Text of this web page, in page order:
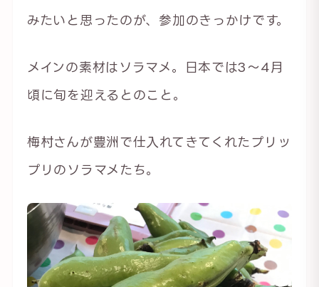
みたいと思ったのが、参加のきっかけです。
メインの素材はソラマメ。日本では3〜4月
頃に旬を迎えるとのこと。
梅村さんが豊洲で仕入れてきてくれたプリッ
プリのソラマメたち。